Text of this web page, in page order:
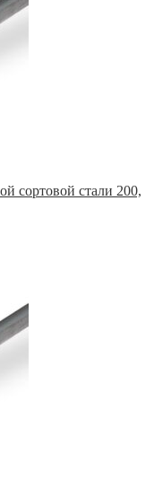
сортовой стали 200,